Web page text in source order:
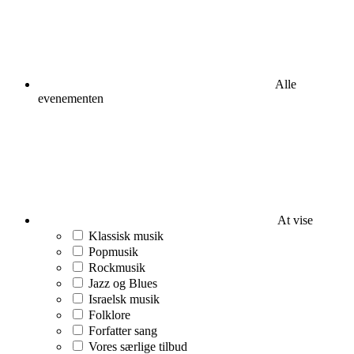
Alle
evenementen
At vise
Klassisk musik
Popmusik
Rockmusik
Jazz og Blues
Israelsk musik
Folklore
Forfatter sang
Vores særlige tilbud